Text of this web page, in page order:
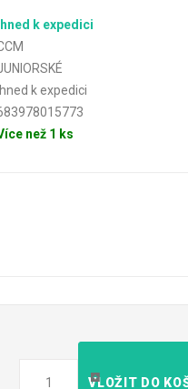
k expedici
k expedici
než 1 ks
VLOŽIT DO